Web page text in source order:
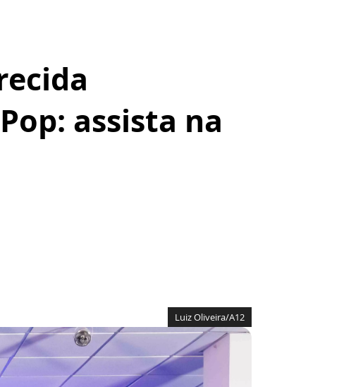
assista na
Luiz Oliveira/A12